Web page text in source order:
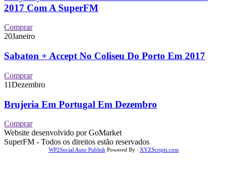
2017 Com A SuperFM
Comprar
20Janeiro
Sabaton + Accept No Coliseu Do Porto Em 2017
Comprar
11Dezembro
Brujeria Em Portugal Em Dezembro
Comprar
Website desenvolvido por GoMarket
SuperFM - Todos os direitos estão reservados
WP2Social Auto Publish Powered By : XYZScripts.com